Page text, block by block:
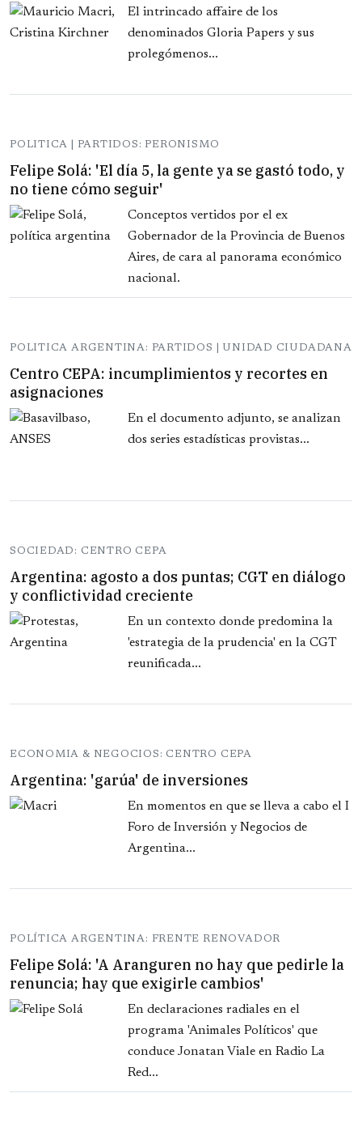
El intrincado affaire de los
denominados Gloria Papers y sus
prolegómenos...
POLITICA | PARTIDOS: PERONISMO
Felipe Solá: 'El día 5, la gente ya se gastó todo, y
no tiene cómo seguir'
Conceptos vertidos por el ex
Gobernador de la Provincia de Buenos
Aires, de cara al panorama económico
nacional.
POLITICA ARGENTINA: PARTIDOS | UNIDAD CIUDADANA
Centro CEPA: incumplimientos y recortes en
asignaciones
En el documento adjunto, se analizan
dos series estadísticas provistas...
SOCIEDAD: CENTRO CEPA
Argentina: agosto a dos puntas; CGT en diálogo
y conflictividad creciente
En un contexto donde predomina la
'estrategia de la prudencia' en la CGT
reunificada...
ECONOMIA & NEGOCIOS: CENTRO CEPA
Argentina: 'garúa' de inversiones
En momentos en que se lleva a cabo el I
Foro de Inversión y Negocios de
Argentina...
POLÍTICA ARGENTINA: FRENTE RENOVADOR
Felipe Solá: 'A Aranguren no hay que pedirle la
renuncia; hay que exigirle cambios'
En declaraciones radiales en el
programa 'Animales Políticos' que
conduce Jonatan Viale en Radio La
Red...